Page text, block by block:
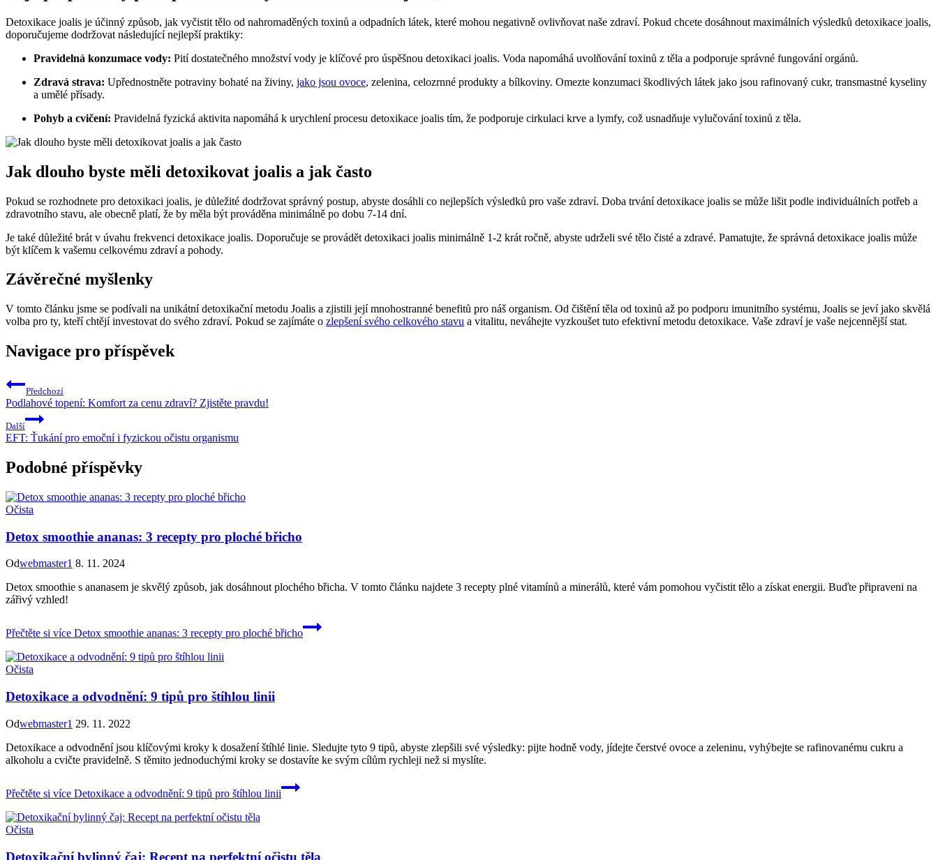
Detoxikace joalis je účinný způsob, jak vyčistit tělo od nahromaděných toxinů a odpadních látek, které mohou negativně ovlivňovat naše zdraví. Pokud chcete dosáhnout maximálních výsledků detoxikace joalis,
doporučujeme dodržovat následující nejlepší praktiky:
Pravidelná konzumace vody: Pití dostatečného množství vody je klíčové pro úspěšnou detoxikaci joalis. Voda napomáhá uvolňování toxinů z těla a podporuje správné fungování orgánů.
Zdravá strava: Upřednostněte potraviny bohaté na živiny, jako jsou ovoce, zelenina, celozrnné produkty a bílkoviny. Omezte konzumaci škodlivých látek jako jsou rafinovaný cukr, transmastné kyseliny
a umělé přísady.
Pohyb a cvičení: Pravidelná fyzická aktivita napomáhá k urychlení procesu detoxikace joalis tím, že podporuje cirkulaci krve a lymfy, což usnadňuje vylučování toxinů z těla.
Jak dlouho byste měli detoxikovat joalis a jak často
Pokud se rozhodnete pro detoxikaci joalis, je důležité dodržovat správný postup, abyste dosáhli co nejlepších výsledků pro vaše zdraví. Doba trvání detoxikace joalis se může lišit podle individuálních potřeb a
zdravotního stavu, ale obecně platí, že by měla být prováděna minimálně po dobu 7-14 dní.
Je také důležité brát v úvahu frekvenci detoxikace joalis. Doporučuje se provádět detoxikaci joalis minimálně 1-2 krát ročně, abyste udrželi své tělo čisté a zdravé. Pamatujte, že správná detoxikace joalis může
být klíčem k vašemu celkovému zdraví a pohody.
Závěrečné myšlenky
V tomto článku jsme se podívali na unikátní detoxikační metodu Joalis a zjistili její mnohostranné benefitů pro náš organism. Od čištění těla od toxinů až po podporu imunitního systému, Joalis se jeví jako skvělá
volba pro ty, kteří chtějí investovat do svého zdraví. Pokud se zajímáte o zlepšení svého celkového stavu a vitalitu, neváhejte vyzkoušet tuto efektivní metodu detoxikace. Vaše zdraví je vaše nejcennější stat.
Navigace pro příspěvek
Předchozí
Podlahové topení: Komfort za cenu zdraví? Zjistěte pravdu!
Další
EFT: Ťukání pro emoční i fyzickou očistu organismu
Podobné příspěvky
Očista
Detox smoothie ananas: 3 recepty pro ploché břicho
Odwebmaster1 8. 11. 2024
Detox smoothie s ananasem je skvělý způsob, jak dosáhnout plochého břicha. V tomto článku najdete 3 recepty plné vitamínů a minerálů, které vám pomohou vyčistit tělo a získat energii. Buďte připraveni na
zářivý vzhled!
Přečtěte si více Detox smoothie ananas: 3 recepty pro ploché břicho
Očista
Detoxikace a odvodnění: 9 tipů pro štíhlou linii
Odwebmaster1 29. 11. 2022
Detoxikace a odvodnění jsou klíčovými kroky k dosažení štíhlé linie. Sledujte tyto 9 tipů, abyste zlepšili své výsledky: pijte hodně vody, jídejte čerstvé ovoce a zeleninu, vyhýbejte se rafinovanému cukru a
alkoholu a cvičte pravidelně. S těmito jednoduchými kroky se dostavíte ke svým cílům rychleji než si myslíte.
Přečtěte si více Detoxikace a odvodnění: 9 tipů pro štíhlou linii
Očista
Detoxikační bylinný čaj: Recept na perfektní očistu těla